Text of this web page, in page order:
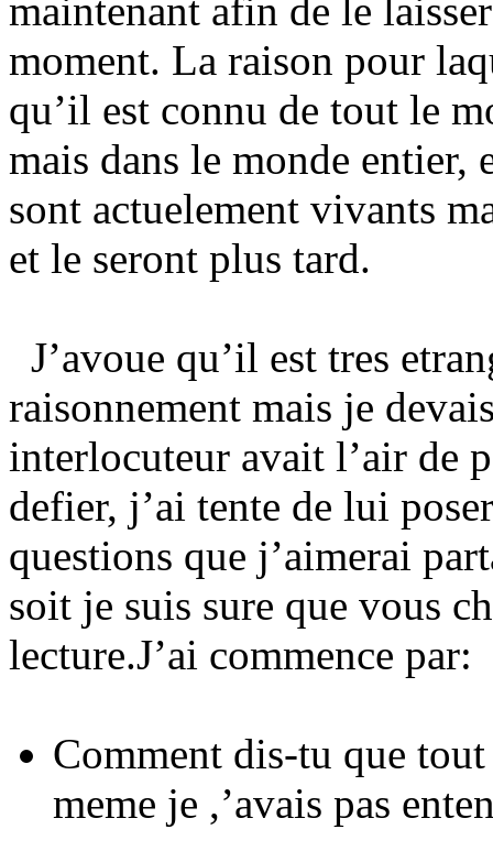
maintenant afin de le
moment. La raison pour
qu’il est connu de tout le
mais dans le monde entier,
sont actuelement vivants
et le seront plus tard.
J’avoue qu’il est tres
raisonnement mais je
interlocuteur avait l’air de
defier, j’ai tente de lui
questions que j’aimerai
soit je suis sure que vous
lecture.J’ai commence par:
Comment dis-tu que
meme je ,’avais pas